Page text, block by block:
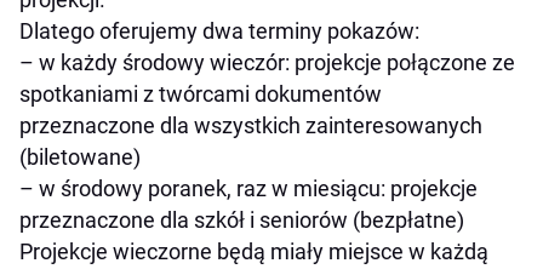
Dlatego oferujemy dwa terminy pokazów:
– w każdy środowy wieczór: projekcje połączone ze
spotkaniami z twórcami dokumentów
przeznaczone dla wszystkich zainteresowanych
(biletowane)
– w środowy poranek, raz w miesiącu: projekcje
przeznaczone dla szkół i seniorów (bezpłatne)
Projekcje wieczorne będą miały miejsce w każdą